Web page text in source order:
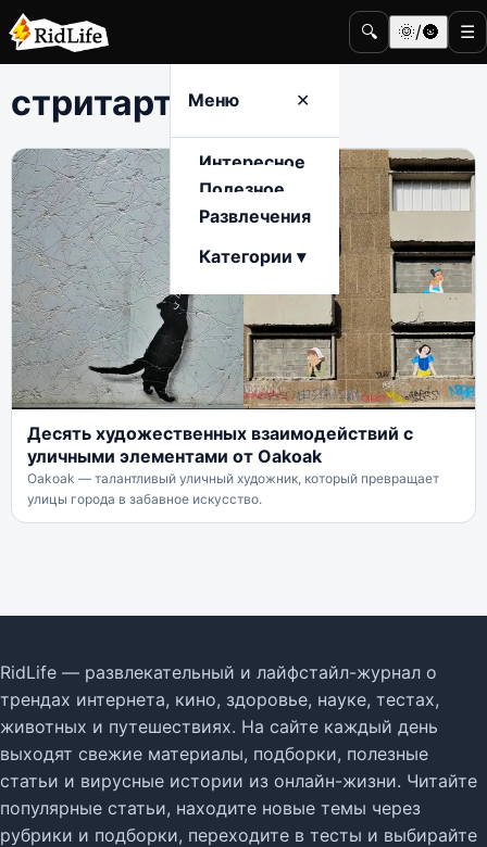
🔍 🌞/🌚 ☰
Меню ✕
Интересное
Полезное
Развлечения
Категории ▾
стритарт
Десять художественных взаимодействий с
уличными элементами от Oakoak
Oakoak — талантливый уличный художник, который превращает
улицы города в забавное искусство.
RidLife — развлекательный и лайфстайл-журнал о
трендах интернета, кино, здоровье, науке, тестах,
животных и путешествиях. На сайте каждый день
выходят свежие материалы, подборки, полезные
статьи и вирусные истории из онлайн-жизни. Читайте
популярные статьи, находите новые темы через
рубрики и подборки, переходите в тесты и выбирайте